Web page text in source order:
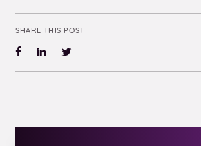
SHARE THIS POST